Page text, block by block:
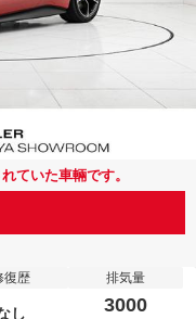
ていた車輛です。
復歴
し
排気量
3000